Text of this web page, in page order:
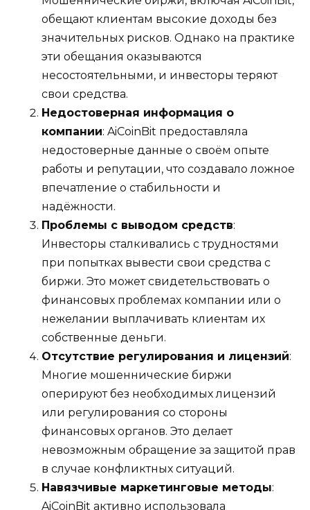
обещают клиентам высокие доходы без
значительных рисков. Однако на практике
эти обещания оказываются
несостоятельными, и инвесторы теряют
свои средства.
Недостоверная информация о
компании: AiCoinBit предоставляла
недостоверные данные о своём опыте
работы и репутации, что создавало ложное
впечатление о стабильности и
надёжности.
Проблемы с выводом средств:
Инвесторы сталкивались с трудностями
при попытках вывести свои средства с
биржи. Это может свидетельствовать о
финансовых проблемах компании или о
нежелании выплачивать клиентам их
собственные деньги.
Отсутствие регулирования и лицензий:
Многие мошеннические биржи
оперируют без необходимых лицензий
или регулирования со стороны
финансовых органов. Это делает
невозможным обращение за защитой прав
в случае конфликтных ситуаций.
Навязчивые маркетинговые методы:
AiCoinBit активно использовала